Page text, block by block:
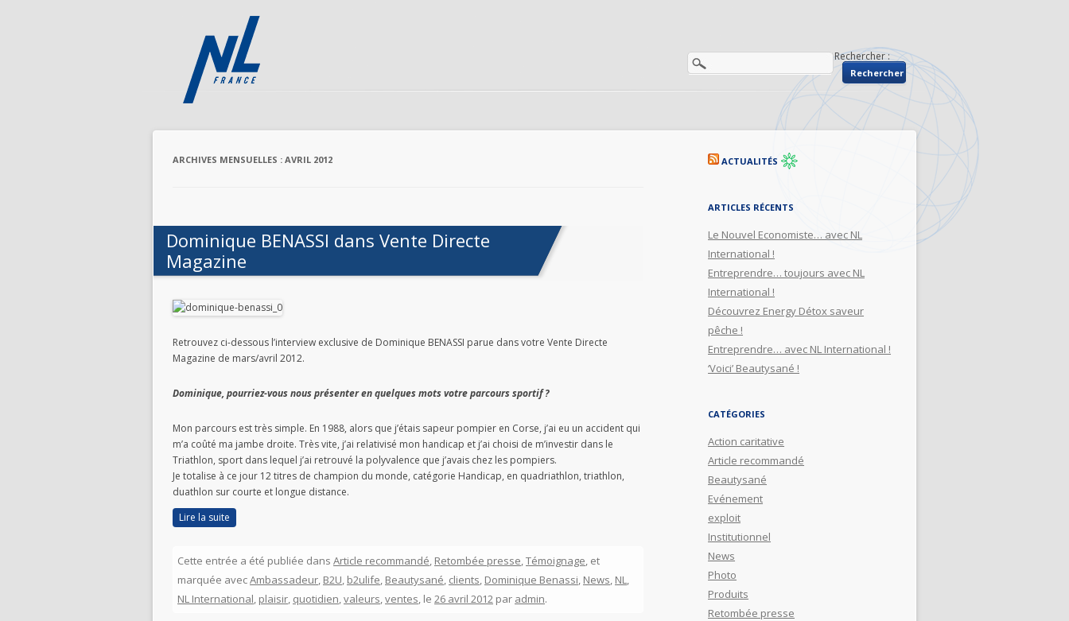
Rechercher :
ARCHIVES MENSUELLES : AVRIL 2012
Dominique BENASSI dans Vente Directe
Magazine
Retrouvez ci-dessous l’interview exclusive de Dominique BENASSI parue dans votre Vente Directe
Magazine de mars/avril 2012.
Dominique, pourriez-vous nous présenter en quelques mots votre parcours sportif ?
Mon parcours est très simple. En 1988, alors que j’étais sapeur pompier en Corse, j’ai eu un accident qui
m’a coûté ma jambe droite. Très vite, j’ai relativisé mon handicap et j’ai choisi de m’investir dans le
Triathlon, sport dans lequel j’ai retrouvé la polyvalence que j’avais chez les pompiers.
Je totalise à ce jour 12 titres de champion du monde, catégorie Handicap, en quadriathlon, triathlon,
duathlon sur courte et longue distance.
Lire la suite
Cette entrée a été publiée dans Article recommandé, Retombée presse,Témoignage, et
marquée avecAmbassadeur, B2U, b2ulife, Beautysané, clients, Dominique Benassi, News, NL,
NL International, plaisir, quotidien,valeurs,ventes, le 26 avril 2012 par admin.
ACTUALITÉS
ARTICLES RÉCENTS
Le Nouvel Economiste… avec NL
International !
Entreprendre… toujours avec NL
International !
Découvrez Energy Détox saveur
pêche !
Entreprendre… avec NL International !
‘Voici’ Beautysané !
CATÉGORIES
Action caritative
Article recommandé
Beautysané
Evénement
exploit
Institutionnel
News
Photo
Produits
Retombée presse